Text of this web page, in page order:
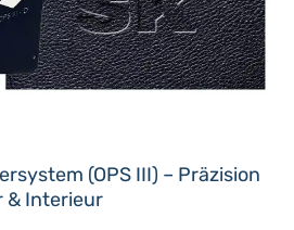
(OPS III) – Präzision
& Interieur